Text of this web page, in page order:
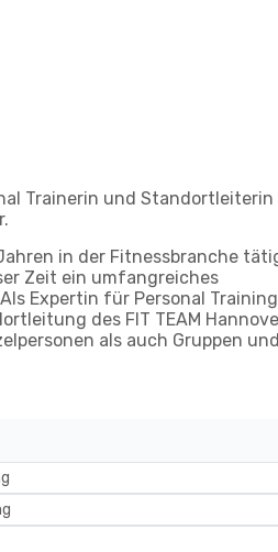
Trainerin und Standortleiterin
in der Fitnessbranche
Zeit ein umfangreiches
Expertin für Personal Training
des FIT TEAM
als auch Gruppen